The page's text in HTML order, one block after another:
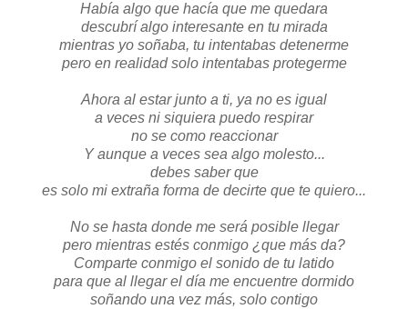
Había algo que hacía que me quedara
descubrí algo interesante en tu mirada
mientras yo soñaba, tu intentabas detenerme
pero en realidad solo intentabas protegerme
Ahora al estar junto a ti, ya no es igual
a veces ni siquiera puedo respirar
no se como reaccionar
Y aunque a veces sea algo molesto...
debes saber que
es solo mi extraña forma de decirte que te quiero...
No se hasta donde me será posible llegar
pero mientras estés conmigo ¿que más da?
Comparte conmigo el sonido de tu latido
para que al llegar el día me encuentre dormido
soñando una vez más, solo contigo